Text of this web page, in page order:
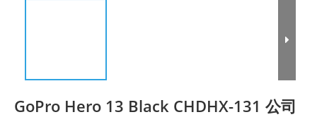
GoPro Hero 13 Black CHDHX-131 公司